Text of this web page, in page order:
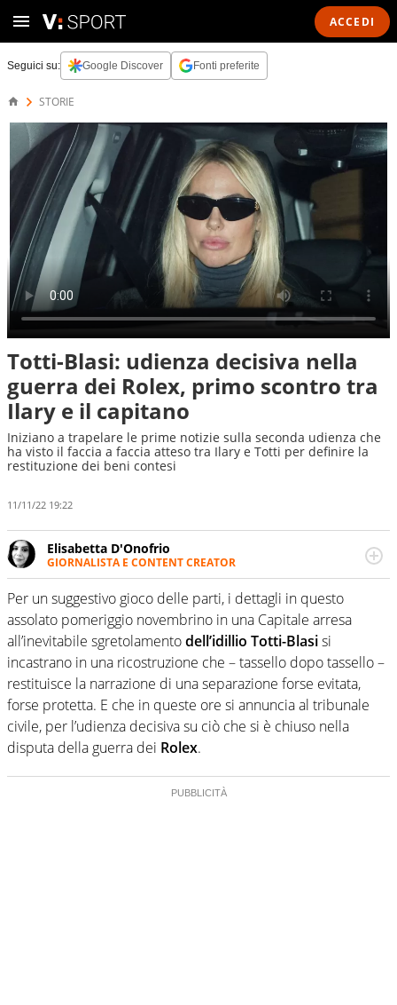
ACCEDI
Seguici su: Google Discover Fonti preferite
STORIE
Totti-Blasi: udienza decisiva nella
guerra dei Rolex, primo scontro tra
Ilary e il capitano
Iniziano a trapelare le prime notizie sulla seconda udienza che
ha visto il faccia a faccia atteso tra Ilary e Totti per definire la
restituzione dei beni contesi
11/11/22 19:22
Elisabetta D'Onofrio
GIORNALISTA E CONTENT CREATOR
Giornalista professionista dal 2007, scrive per curiosità
personale e necessità: soprattutto di calcio, di sport e dei
suoi protagonisti, concedendosi innocenti evasioni
nell'ambito della creazione di format. Un tempo ala
destra, oggi si sente a suo agio nel ruolo di libero. Cura
una classifica riservata dei migliori 5 calciatori di sempre.
Per un suggestivo gioco delle parti, i dettagli in questo
assolato pomeriggio novembrino in una Capitale arresa
all’inevitabile sgretolamentodell’idillio Totti-Blasisi
incastrano in una ricostruzione che – tassello dopo tassello –
restituisce la narrazione di una separazione forse evitata,
forse protetta. E che in queste ore si annuncia al tribunale
civile, per l’udienza decisiva su ciò che si è chiuso nella
disputa della guerra dei Rolex.